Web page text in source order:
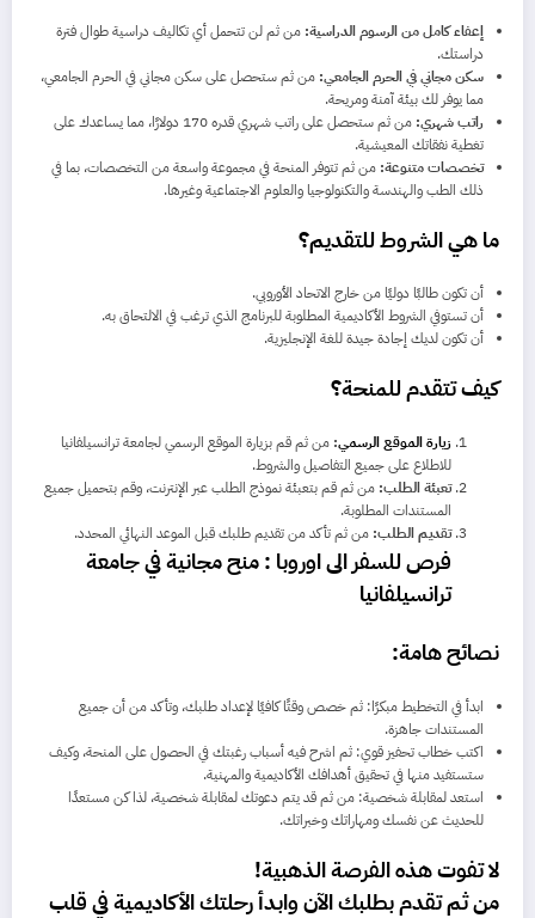
إعفاء كامل من الرسوم الدراسية: من ثم لن تتحمل أي تكاليف دراسية طوال فترة
دراستك.
سكن مجاني في الحرم الجامعي: من ثم ستحصل على سكن مجاني في الحرم الجامعي،
مما يوفر لك بيئة آمنة ومريحة.
راتب شهري:
من ثم ستحصل على راتب شهري قدره 170 دولارًا، مما يساعدك على
تغطية نفقاتك المعيشية.
تخصصات متنوعة: من ثم تتوفر المنحة في مجموعة واسعة من التخصصات، بما في
ذلك الطب والهندسة والتكنولوجيا والعلوم الاجتماعية وغيرها.
ما هي الشروط للتقديم؟
أن تكون طالبًا دوليًا من خارج الاتحاد الأوروبي.
أن تستوفي الشروط الأكاديمية المطلوبة للبرنامج الذي ترغب في الالتحاق به.
أن تكون لديك إجادة جيدة للغة الإنجليزية.
كيف تتقدم للمنحة؟
زيارة الموقع الرسمي: من ثم قم بزيارة الموقع الرسمي لجامعة ترانسيلفانيا
للاطلاع على جميع التفاصيل والشروط.
تعبئة الطلب: من ثم قم بتعبئة نموذج الطلب عبر الإنترنت، وقم بتحميل جميع
المستندات المطلوبة.
تقديم الطلب: من ثم تأكد من تقديم طلبك قبل الموعد النهائي المحدد.
فرص للسفر الى اوروبا : منح مجانية في جامعة
ترانسيلفانيا
نصائح هامة:
ابدأ في التخطيط مبكرًا: ثم خصص وقتًا كافيًا لإعداد طلبك، وتأكد من أن جميع
المستندات جاهزة.
اكتب خطاب تحفيز قوي: ثم اشرح فيه أسباب رغبتك في الحصول على المنحة، وكيف
ستستفيد منها في تحقيق أهدافك الأكاديمية والمهنية.
استعد لمقابلة شخصية: من ثم قد يتم دعوتك لمقابلة شخصية، لذا كن مستعدًا
للحديث عن نفسك ومهاراتك وخبراتك.
لا تفوت هذه الفرصة الذهبية!
من ثم تقدم بطلبك الآن وابدأ رحلتك الأكاديمية في قلب